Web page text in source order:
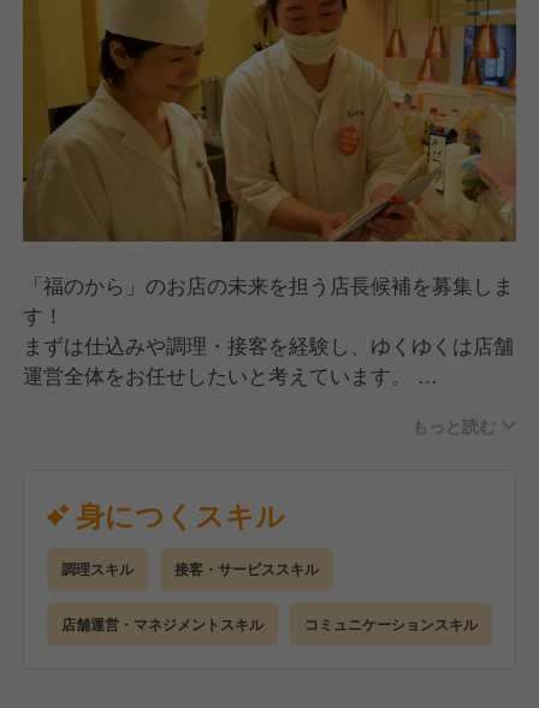
【あなたに合ったキャリアパスをご用意しています】
弊社では、目指す将来やライフスタイルに応じて、さ
まざまなキャリアパスをご用意しています。
「地元に根ざして働きたい」「もっと上を目指した
い」「将来は自分の店を持ちたい」—
その想いを、すべて応援します。
■ 地元に密着して働く「店長」へ
通勤やワークライフバランスを大切にしながら、愛着
のある街で1店舗の責任者として活躍できます。
「この街でずっと働きたい」という方にぴったりのキ
ャリアです。
■ 複数店舗を束ねるSV・マネージャーあるいは本部
舗の運営管理を担うスーパーバイザーやマネージャー
への道があります。
また、現場経験を活かして、商品開発・立地開発・教
育部門など、本部職へのキャリアチェンジも可能で
す。
「福のから」のお店の未来を担う店長候補を募集しま
す！
まずは仕込みや調理・接客を経験し、ゆくゆくは店舗
運営全体をお任せしたいと考えています。
■ 調理・仕込み（昼ピーク分）（唐揚げ・お惣菜・お
弁当など）
■ 営業開始・品出し（商品を店頭へ並べます）
■ 接客・販売（昼ピーク）（お客様に笑顔で対応）
■ 売上管理・発注（日々の入金・両替・材料発注）
もっと読む
身につくスキル
調理スキル 接客・サービススキル
店舗運営・マネジメントスキル コミュニケーションスキル